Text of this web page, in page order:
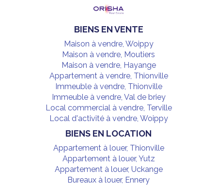
BIENS EN VENTE
Maison à vendre, Woippy
Maison à vendre, Moutiers
Maison à vendre, Hayange
Appartement à vendre, Thionville
Immeuble à vendre, Thionville
Immeuble à vendre, Val de briey
Local commercial à vendre, Terville
Local d'activité à vendre, Woippy
BIENS EN LOCATION
Appartement à louer, Thionville
Appartement à louer, Yutz
Appartement à louer, Uckange
Bureaux à louer, Ennery